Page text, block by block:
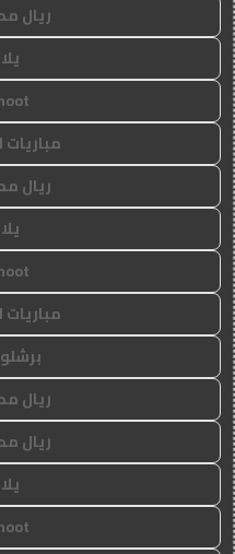
ريال
ريال
ريال
ريال